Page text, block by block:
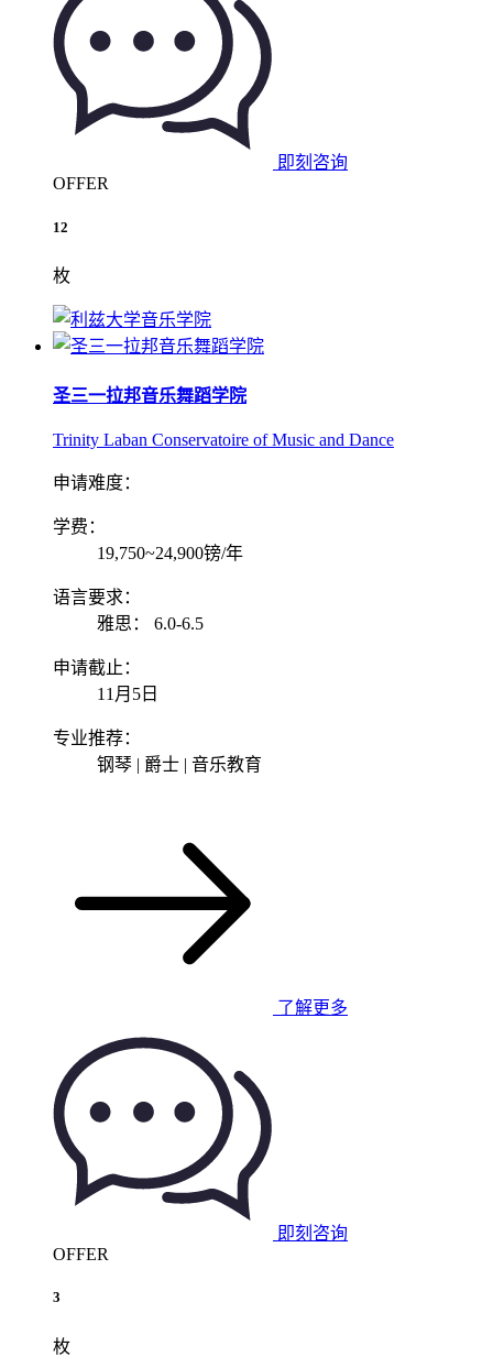
即刻咨询
OFFER
12
枚
圣三一拉邦音乐舞蹈学院
Trinity Laban Conservatoire of Music and Dance
申请难度：
学费：
19,750~24,900镑/年
语言要求：
雅思： 6.0-6.5
申请截止：
11月5日
专业推荐：
钢琴 | 爵士 | 音乐教育
了解更多
即刻咨询
OFFER
3
枚